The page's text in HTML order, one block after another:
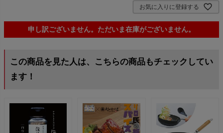
お気に入りに登録する
申し訳ございません。ただいま在庫がございません。
この商品を見た人は、こちらの商品もチェックしてい
ます！